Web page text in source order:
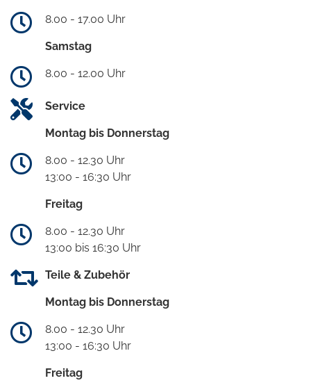
8.00 - 17.00 Uhr
Samstag
8.00 - 12.00 Uhr
Service
Montag bis Donnerstag
8.00 - 12.30 Uhr
13:00 - 16:30 Uhr
Freitag
8.00 - 12.30 Uhr
13:00 bis 16:30 Uhr
Teile & Zubehör
Montag bis Donnerstag
8.00 - 12.30 Uhr
13:00 - 16:30 Uhr
Freitag